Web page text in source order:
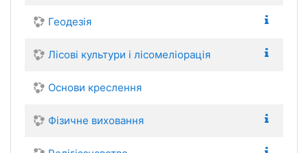
Геодезія
Лісові культури і лісомеліорація
Основи креслення
Фізичне виховання